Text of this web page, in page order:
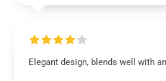
Elegant design, blends well with